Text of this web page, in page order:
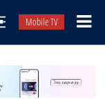
Mobile TV